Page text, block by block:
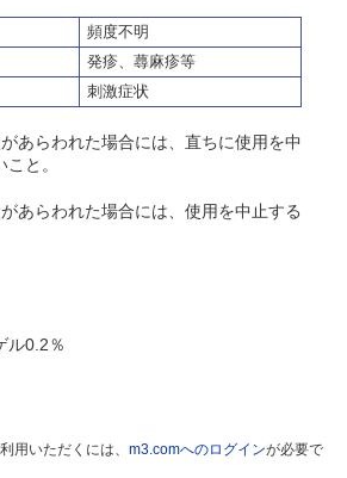
頻度不明
発疹、蕁麻疹等
刺激症状
あらわれた場合には、直ちに使用を中
と。
あらわれた場合には、使用を中止する
ル0.2％
用いただくには、 m3.comへのログインが必要で